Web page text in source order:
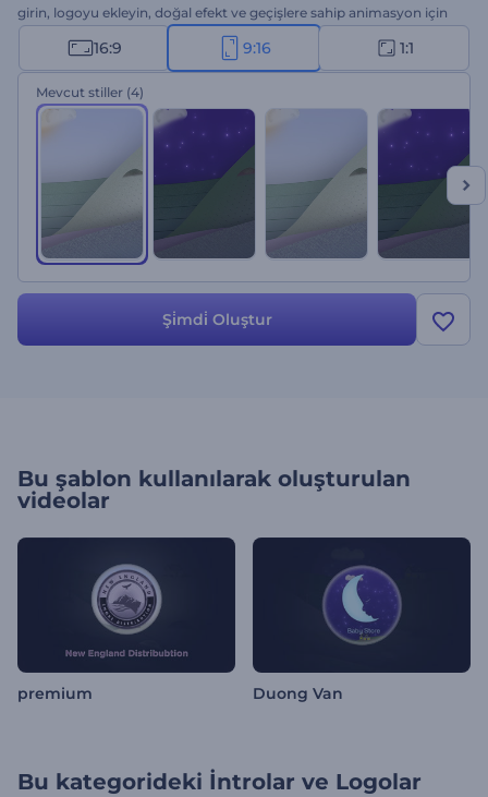
girin, logoyu ekleyin, doğal efekt ve geçişlere sahip animasyon için
biraz bekleyin. Yaban hayatı kanalı tanıtımları, TV reklamları, sunum
girişleri, coğrafya ile ilgili intro ve outrolar vb. için harika. Bugün
deneyin ve logonuza yeni ufuklar açın!
16:9 9:16 1:1
Mevcut stiller (4)
Şi̇mdi̇ Oluştur
Bu şablon kullanılarak oluşturulan
videolar
premium Duong Van
Bu kategorideki İntrolar ve Logolar